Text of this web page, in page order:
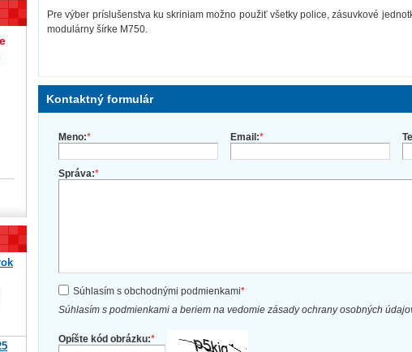
Pre výber príslušenstva ku skriniam možno použiť všetky police, zásuvkové
modulárny šírke M750.
Kontaktný formulár
Meno:* Email:*
Správa:*
Súhlasím s obchodnými podmienkami*
Súhlasím s podmienkami a beriem na vedomie zásady ochrany osobných
Opíšte kód obrázku:*